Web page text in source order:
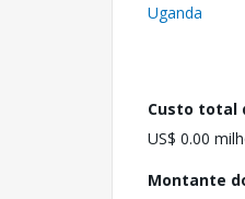
Uganda
Custo total
US$ 0.00
Montante